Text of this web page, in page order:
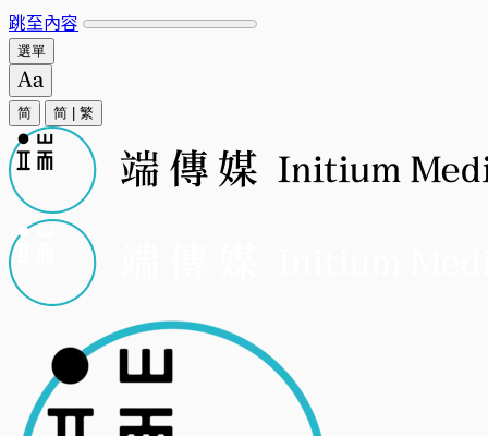
跳至內容
選單
简 简 繁